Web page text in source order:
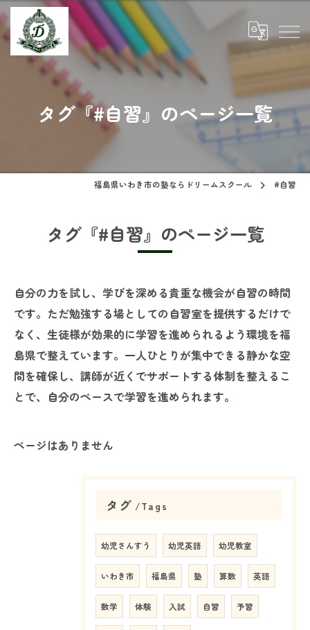
タグ『#自習』のページ一覧
福島県いわき市の塾ならドリームスクール #自習
タグ『#自習』のページ一覧
自分の力を試し、学びを深める貴重な機会が自習の時間
です。ただ勉強する場としての自習室を提供するだけで
なく、生徒様が効果的に学習を進められるよう環境を福
島県で整えています。一人ひとりが集中できる静かな空
間を確保し、講師が近くでサポートする体制を整えるこ
とで、自分のペースで学習を進められます。
ページはありません
タグ Tags
幼児さんすう 幼児英語 幼児教室
いわき市 福島県 塾 算数 英語
数学 体験 入試 自習 予習